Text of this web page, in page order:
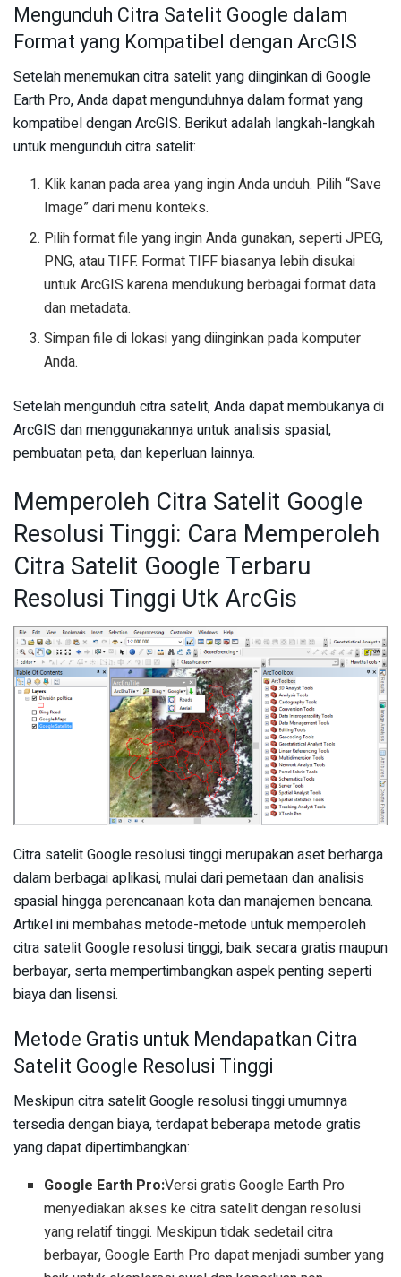
Mengunduh Citra Satelit Google dalam
Format yang Kompatibel dengan ArcGIS
Setelah menemukan citra satelit yang diinginkan di Google
Earth Pro, Anda dapat mengunduhnya dalam format yang
kompatibel dengan ArcGIS. Berikut adalah langkah-langkah
untuk mengunduh citra satelit:
Klik kanan pada area yang ingin Anda unduh. Pilih “Save
Image” dari menu konteks.
Pilih format file yang ingin Anda gunakan, seperti JPEG,
PNG, atau TIFF. Format TIFF biasanya lebih disukai
untuk ArcGIS karena mendukung berbagai format data
dan metadata.
Simpan file di lokasi yang diinginkan pada komputer
Anda.
Setelah mengunduh citra satelit, Anda dapat membukanya di
ArcGIS dan menggunakannya untuk analisis spasial,
pembuatan peta, dan keperluan lainnya.
Memperoleh Citra Satelit Google
Resolusi Tinggi: Cara Memperoleh
Citra Satelit Google Terbaru
Resolusi Tinggi Utk ArcGis
Citra satelit Google resolusi tinggi merupakan aset berharga
dalam berbagai aplikasi, mulai dari pemetaan dan analisis
spasial hingga perencanaan kota dan manajemen bencana.
Artikel ini membahas metode-metode untuk memperoleh
citra satelit Google resolusi tinggi, baik secara gratis maupun
berbayar, serta mempertimbangkan aspek penting seperti
biaya dan lisensi.
Metode Gratis untuk Mendapatkan Citra
Satelit Google Resolusi Tinggi
Meskipun citra satelit Google resolusi tinggi umumnya
tersedia dengan biaya, terdapat beberapa metode gratis
yang dapat dipertimbangkan:
Google Earth Pro:Versi gratis Google Earth Pro
menyediakan akses ke citra satelit dengan resolusi
yang relatif tinggi. Meskipun tidak sedetail citra
berbayar, Google Earth Pro dapat menjadi sumber yang